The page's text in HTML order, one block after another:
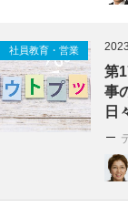
社員教育・営業
第
事
日